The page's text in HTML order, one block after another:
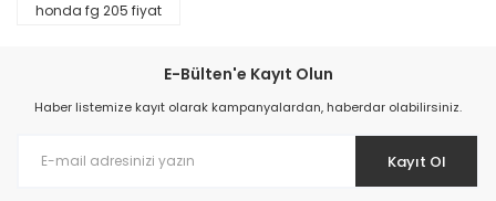
honda fg 205 fiyat
E-Bülten'e Kayıt Olun
Haber listemize kayıt olarak kampanyalardan, haberdar olabilirsiniz.
Kayıt Ol